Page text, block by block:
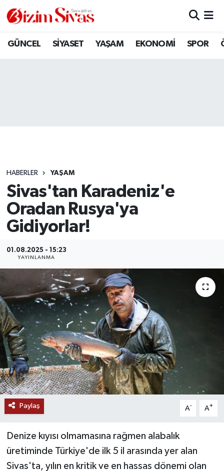
GÜNCEL SİYASET YAŞAM EKONOMİ SPOR
HABERLER YAŞAM
Sivas'tan Karadeniz'e
Oradan Rusya'ya
Gidiyorlar!
01.08.2025 - 15:23
YAYINLANMA
Paylaş A- A+
Denize kıyısı olmamasına rağmen alabalık
üretiminde Türkiye'de ilk 5 il arasında yer alan
Sivas'ta, yılın en kritik ve en hassas dönemi olan
ARAMIZDAN AYRILANLAR
GÜNCEL
KÜLTÜR
ÖZEL HABER
RESMİ İLANLAR
SAĞLIK
SİYASET
SOSYAL YARDIMLAR
SPONSORLU YAZI
TEKNOLOJİ
Sivas Nöbetçi Eczaneler
Son Dakika Haberleri
Haber Arşivi